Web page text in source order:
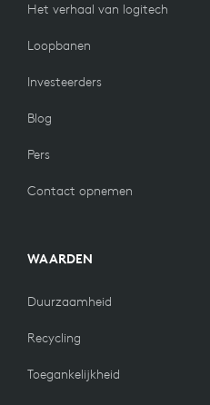
Het verhaal van logitech
Loopbanen
Investeerders
Blog
Pers
Contact opnemen
WAARDEN
Duurzaamheid
Recycling
Toegankelijkheid